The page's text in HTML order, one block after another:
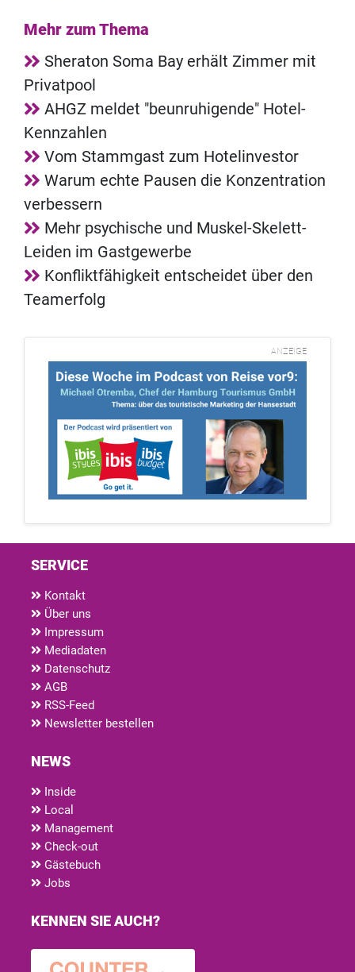
Mehr zum Thema
Sheraton Soma Bay erhält Zimmer mit
Privatpool
AHGZ meldet "beunruhigende" Hotel-
Kennzahlen
Vom Stammgast zum Hotelinvestor
Warum echte Pausen die Konzentration
verbessern
Mehr psychische und Muskel-Skelett-
Leiden im Gastgewerbe
Konfliktfähigkeit entscheidet über den
Teamerfolg
ANZEIGE
SERVICE
Kontakt
Über uns
Impressum
Mediadaten
Datenschutz
AGB
RSS-Feed
Newsletter bestellen
NEWS
Inside
Local
Management
Check-out
Gästebuch
Jobs
KENNEN SIE AUCH?